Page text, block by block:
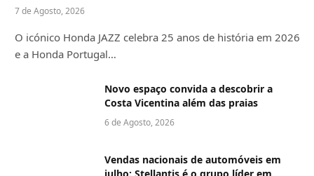
7 de Agosto, 2026
O icónico Honda JAZZ celebra 25 anos de história em 2026
e a Honda Portugal…
Novo espaço convida a descobrir a
Costa Vicentina além das praias
6 de Agosto, 2026
Vendas nacionais de automóveis em